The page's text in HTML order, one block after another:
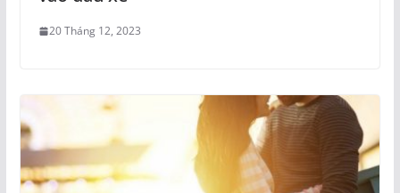
20 Tháng 12, 2023